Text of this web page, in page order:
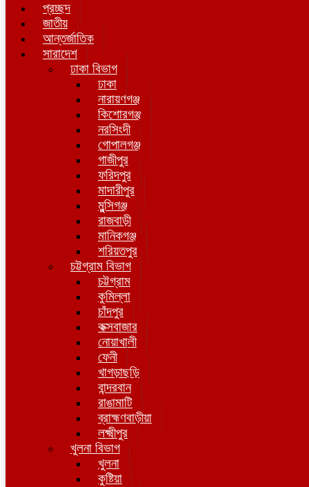
প্রচ্ছদ
জাতীয়
আন্তর্জাতিক
সারাদেশ
ঢাকা বিভাগ
ঢাকা
নারায়ণগঞ্জ
কিশোরগঞ্জ
নরসিংদী
গোপালগঞ্জ
গাজীপুর
ফরিদপুর
মাদারীপুর
মুন্সিগঞ্জ
রাজবাড়ী
মানিকগঞ্জ
শরিয়তপুর
চট্টগ্রাম বিভাগ
চট্টগ্রাম
কুমিল্লা
চাঁদপুর
কক্সবাজার
নোয়াখালী
ফেনী
খাগড়াছড়ি
বান্দরবান
রাঙামাটি
ব্রাহ্মণবাড়ীয়া
লক্ষ্মীপুর
খুলনা বিভাগ
খুলনা
কুষ্টিয়া